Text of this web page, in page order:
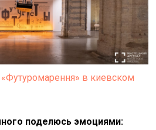
в киевском
поделюсь эмоциями: